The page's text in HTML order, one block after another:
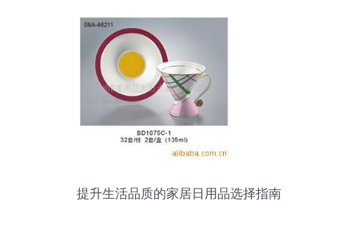
提升生活品质的家居日用品选择指南